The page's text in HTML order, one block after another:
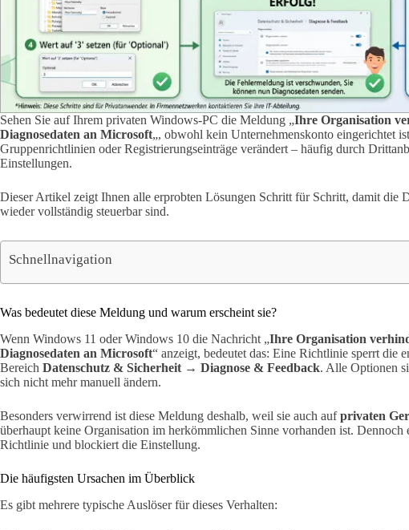
Sehen Sie auf Ihrem privaten Windows-PC die Meldung „Ihre Organisation
Diagnosedaten an Microsoft„, obwohl kein Unternehmenskonto eingerichtet
Gruppenrichtlinien oder Registrierungseinträge verändert – häufig durch
Einstellungen.
Dieser Artikel zeigt Ihnen alle erprobten Lösungen Schritt für Schritt, damit die
wieder vollständig steuerbar sind.
Schnellnavigation
Was bedeutet diese Meldung und warum erscheint sie?
Wenn Windows 11 oder Windows 10 die Nachricht „Ihre Organisation
Diagnosedaten an Microsoft“ anzeigt, bedeutet das: Eine Richtlinie sperrt die
Bereich Datenschutz & Sicherheit → Diagnose & Feedback. Alle Optionen
sich nicht mehr manuell ändern.
Besonders verwirrend ist diese Meldung deshalb, weil sie auch aufprivaten
überhaupt keine Organisation im herkömmlichen Sinne vorhanden ist.
Richtlinie und blockiert die Einstellung.
Die häufigsten Ursachen im Überblick
Es gibt mehrere typische Auslöser für dieses Verhalten: